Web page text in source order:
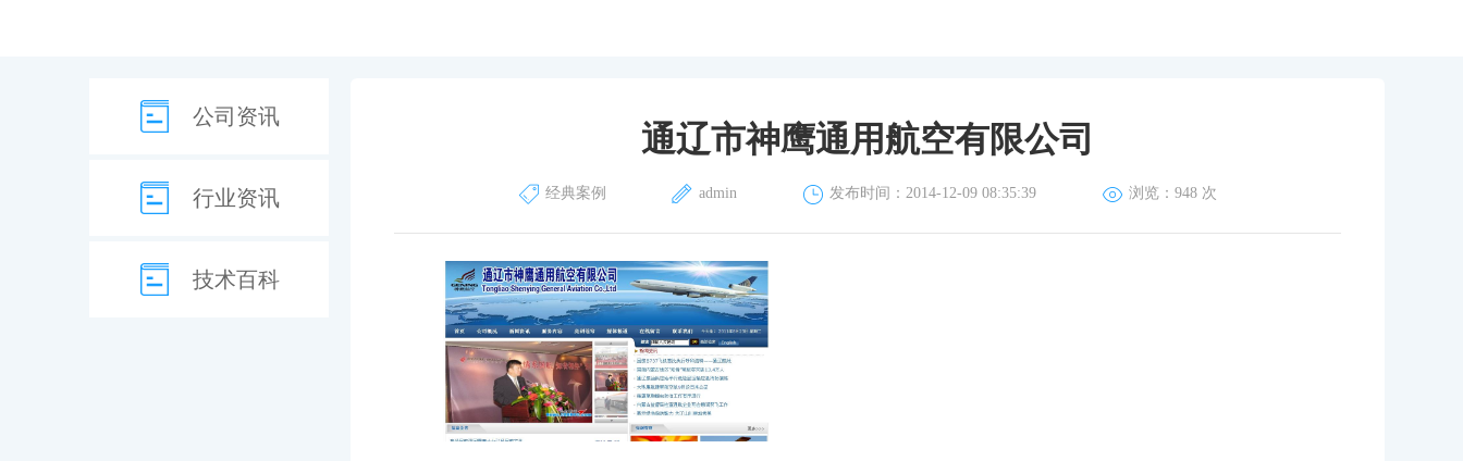
公司资讯
行业资讯
技术百科
通辽市神鹰通用航空有限公司
经典案例 admin 发布时间：2014-12-09 08:35:39 浏览： 948 次